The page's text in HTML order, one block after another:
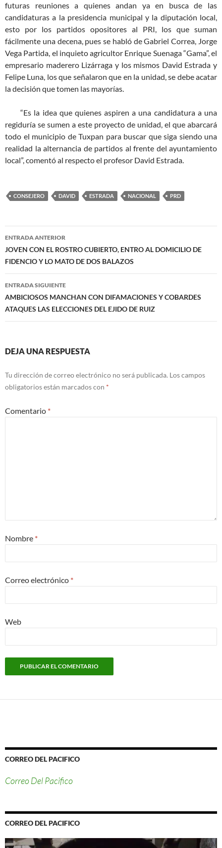
futuras reuniones a quienes andan ya en busca de las
candidaturas a la presidencia municipal y la diputación local,
esto por los partidos opositores al PRI, los que suman
fácilmente una decena, pues se habló de Gabriel Correa, Jorge
Vega Partida, el inquieto agricultor Enrique Suenaga “Gama”, el
empresario maderero Lizárraga y los mismos David Estrada y
Felipe Luna, los que señalaron que en la unidad, se debe acatar
la decisión que tomen las mayorías.
“Es la idea que quienes aspiren a una candidatura a una
regiduría se sumen a este proyecto de unidad, el que abarcará
todo el municipio de Tuxpan para buscar que siga siendo una
realidad la alternancia de partidos al frente del ayuntamiento
local”, comentó al respecto el profesor David Estrada.
CONSEJERO DAVID ESTRADA NACIONAL PRD
Navegación
de
entradas
ENTRADA ANTERIOR
JOVEN CON EL ROSTRO CUBIERTO, ENTRO AL DOMICILIO DE
FIDENCIO Y LO MATO DE DOS BALAZOS
ENTRADA SIGUIENTE
AMBICIOSOS MANCHAN CON DIFAMACIONES Y COBARDES
ATAQUES LAS ELECCIONES DEL EJIDO DE RUIZ
DEJA UNA RESPUESTA
Tu dirección de correo electrónico no será publicada. Los campos
obligatorios están marcados con *
Comentario *
Nombre *
Correo electrónico *
Web
CORREO DEL PACIFICO
Correo Del Pacifico
CORREO DEL PACIFICO